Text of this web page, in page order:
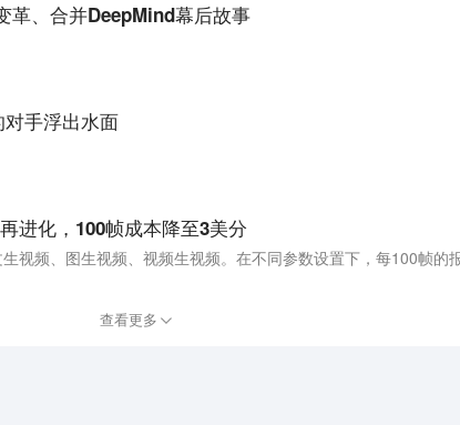
革、合并DeepMind幕后故事
手浮出水面
进化，100帧成本降至3美分
查看更多